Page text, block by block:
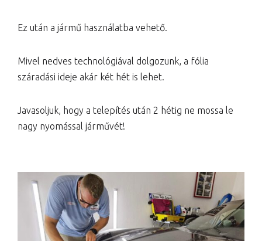
Ez után a jármű használatba vehető.
Mivel nedves technológiával dolgozunk, a fólia
száradási ideje akár két hét is lehet.
Javasoljuk, hogy a telepítés után 2 hétig ne mossa le
nagy nyomással járművét!